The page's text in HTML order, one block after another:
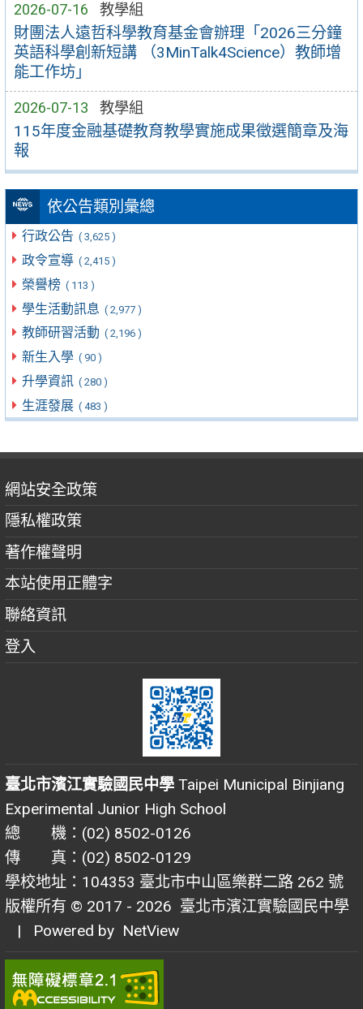
2026-07-16 教學組
財團法人遠哲科學教育基金會辦理「2026三分鐘
英語科學創新短講 （3MinTalk4Science）教師增
能工作坊」
2026-07-13 教學組
115年度金融基礎教育教學實施成果徵選簡章及海
報
依公告類別彙總
行政公告 ( 3,625 )
政令宣導 ( 2,415 )
榮譽榜 ( 113 )
學生活動訊息 ( 2,977 )
教師研習活動 ( 2,196 )
新生入學 ( 90 )
升學資訊 ( 280 )
生涯發展 ( 483 )
網站安全政策
隱私權政策
著作權聲明
本站使用正體字
聯絡資訊
登入
臺北市濱江實驗國民中學 Taipei Municipal Binjiang
Experimental Junior High School
總 機：(02) 8502-0126
傳 真：(02) 8502-0129
學校地址：104353 臺北市中山區樂群二路 262 號
版權所有 © 2017 - 2026 臺北市濱江實驗國民中學
| Powered by NetView